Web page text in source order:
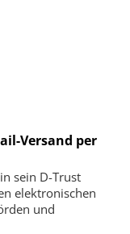
Versand per
sein D-Trust
elektronischen
und